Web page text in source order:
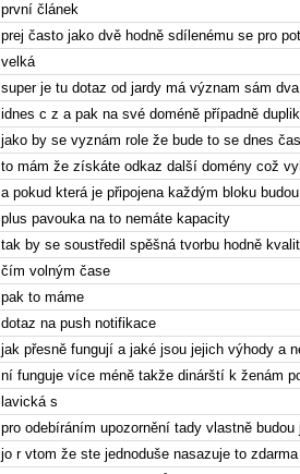
první článek
prej často jako dvě hodně sdílenému se pro
velká
super je tu dotaz od jardy má význam sám
idnes c z a pak na své doméně případně
jako by se vyznám role že bude to se dnes
to mám že získáte odkaz další domény což
a pokud která je připojena každým bloku
plus pavouka na to nemáte kapacity
tak by se soustředil spěšná tvorbu hodně
čím volným čase
pak to máme
dotaz na push notifikace
jak přesně fungují a jaké jsou jejich výhody a
ní funguje více méně takže dinárští k ženám
lavická s
pro odebíráním upozornění tady vlastně
jo r vtom že ste jednoduše nasazuje to